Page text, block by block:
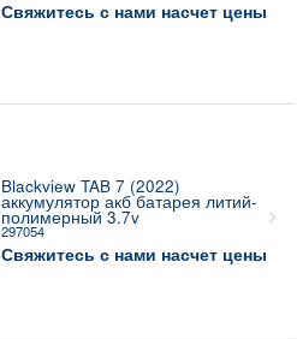
Свяжитесь с нами насчет цены
Blackview TAB 7 (2022)
аккумулятор акб батарея литий-
полимерный 3.7v
297054
Свяжитесь с нами насчет цены